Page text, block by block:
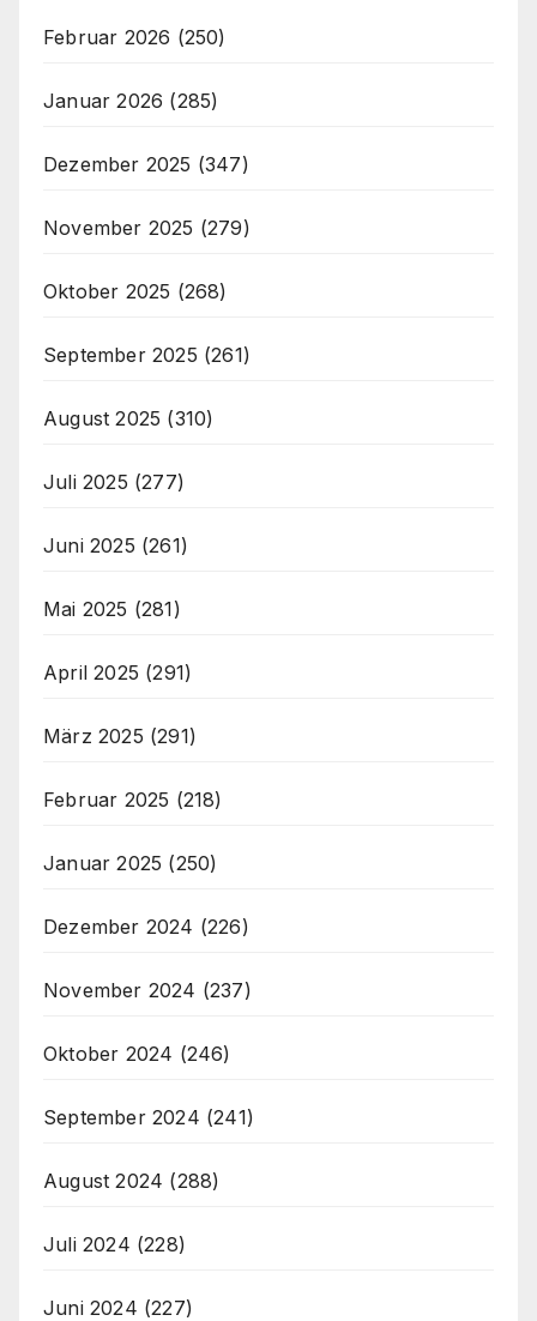
Februar 2026 (250)
Januar 2026 (285)
Dezember 2025 (347)
November 2025 (279)
Oktober 2025 (268)
September 2025 (261)
August 2025 (310)
Juli 2025 (277)
Juni 2025 (261)
Mai 2025 (281)
April 2025 (291)
März 2025 (291)
Februar 2025 (218)
Januar 2025 (250)
Dezember 2024 (226)
November 2024 (237)
Oktober 2024 (246)
September 2024 (241)
August 2024 (288)
Juli 2024 (228)
Juni 2024 (227)